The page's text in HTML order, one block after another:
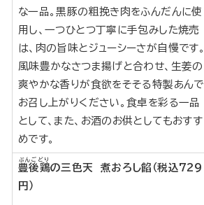
な一品。黒豚の粗挽き肉をふんだんに使
用し、一つひとつ丁寧に手包みした焼売
は、肉の旨味とジューシーさが自慢です。
風味豊かなさつま揚げと合わせ、生姜の
爽やかな香りが食欲をそそる特製あんで
お召し上がりください。食卓を彩る一品
として、また、お酒のお供としてもおすす
めです。
豊後鶏
ぶんごどり
の三色天 煮おろし餡（税込729
円）